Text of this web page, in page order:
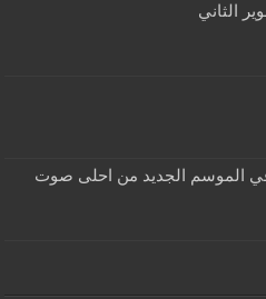
الثاني
الموسم الجديد من احلى صوت